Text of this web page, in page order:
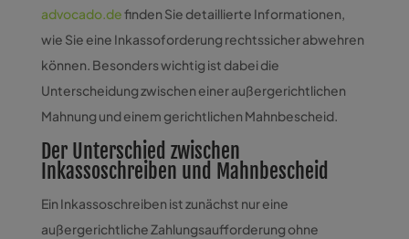
advocado.definden Sie detaillierte Informationen,
wie Sie eine Inkassoforderung rechtssicher abwehren
können. Besonders wichtig ist dabei die
Unterscheidung zwischen einer außergerichtlichen
Mahnung und einem gerichtlichen Mahnbescheid.
Der Unterschied zwischen
Inkassoschreiben und Mahnbescheid
Ein Inkassoschreiben ist zunächst nur eine
außergerichtliche Zahlungsaufforderung ohne